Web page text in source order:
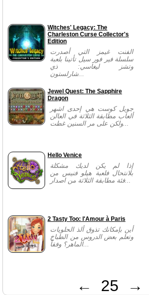
Witches' Legacy: The
Charleston Curse Collector's
Edition
الفنت غيمز التي أصدرت
سلسلة فير فور سيل تأتينا بلعبة
وتشز ليغاسي: ذي
شارلستون...
Jewel Quest: The Sapphire
Dragon
جويل كوست هي إحدى اشهر
ألعاب مطابقة الثلاثة في العالن
ولكن على مر السنين غطت...
Hello Venice
إذا لم يكن لديك مشكلة
بلانتحال فلعبة هيلو فنيس من
فئة مطابقة الثلاثة من اصدار...
2 Tasty Too: l'Amour à Paris
أين بإمكانك تذوق ألذ الحلويات
وتعلم بعض الدروس من الطباخ
الماهر؟ وفقاً...
← 25 →